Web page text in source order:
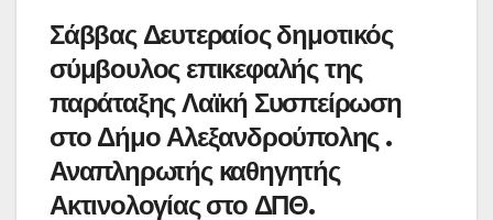
Σάββας Δευτεραίος δημοτικός
σύμβουλος επικεφαλής της
παράταξης Λαϊκή Συσπείρωση
στο Δήμο Αλεξανδρούπολης .
Αναπληρωτής καθηγητής
Ακτινολογίας στο ΔΠΘ.